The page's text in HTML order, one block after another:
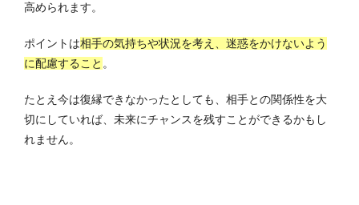
高められます。
ポイントは相手の気持ちや状況を考え、迷惑をかけないよう
に配慮すること 。
たとえ今は復縁できなかったとしても、相手との関係性を大
切にしていれば、未来にチャンスを残すことができるかもし
れません。